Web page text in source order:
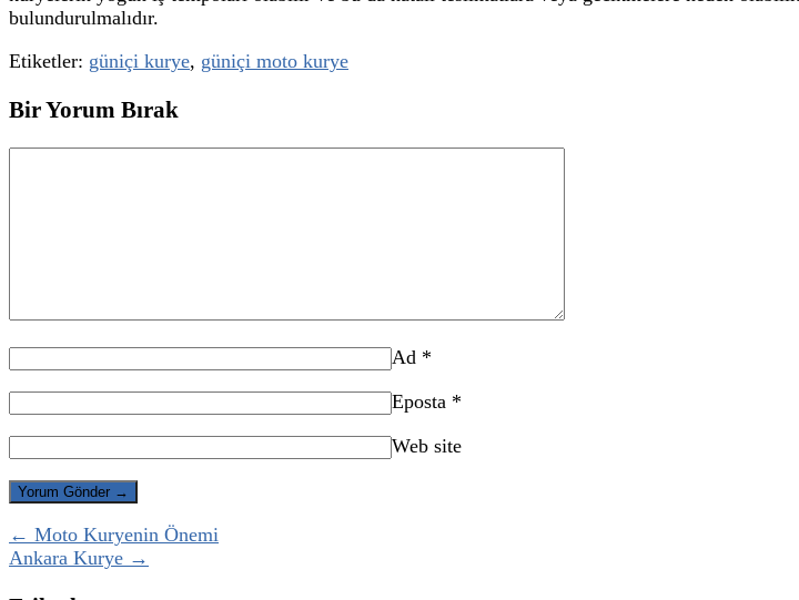
bulundurulmalıdır.
Etiketler: güniçi kurye, güniçi moto kurye
Bir Yorum Bırak
Ad *
Eposta *
Web site
← Moto Kuryenin Önemi
Ankara Kurye →